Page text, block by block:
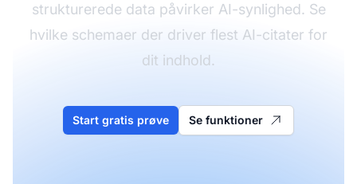
strukturerede data påvirker AI-synlighed. Se
hvilke schemaer der driver flest AI-citater for
dit indhold.
Start gratis prøve Se funktioner